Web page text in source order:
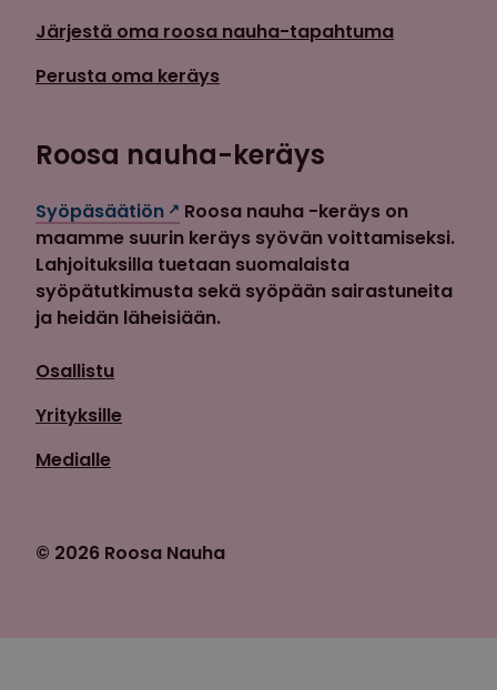
Järjestä oma roosa nauha-tapahtuma
Perusta oma keräys
Roosa nauha-keräys
Syöpäsäätiön
Roosa nauha -keräys on
maamme suurin keräys syövän voittamiseksi.
Lahjoituksilla tuetaan suomalaista
syöpätutkimusta sekä syöpään sairastuneita
ja heidän läheisiään.
Osallistu
Yrityksille
Medialle
© 2026 Roosa Nauha